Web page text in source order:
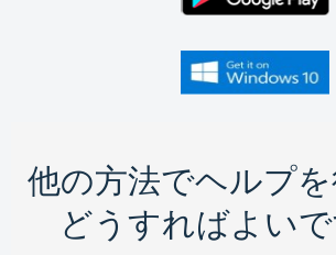
他の方法でヘルプ
どうすればよい